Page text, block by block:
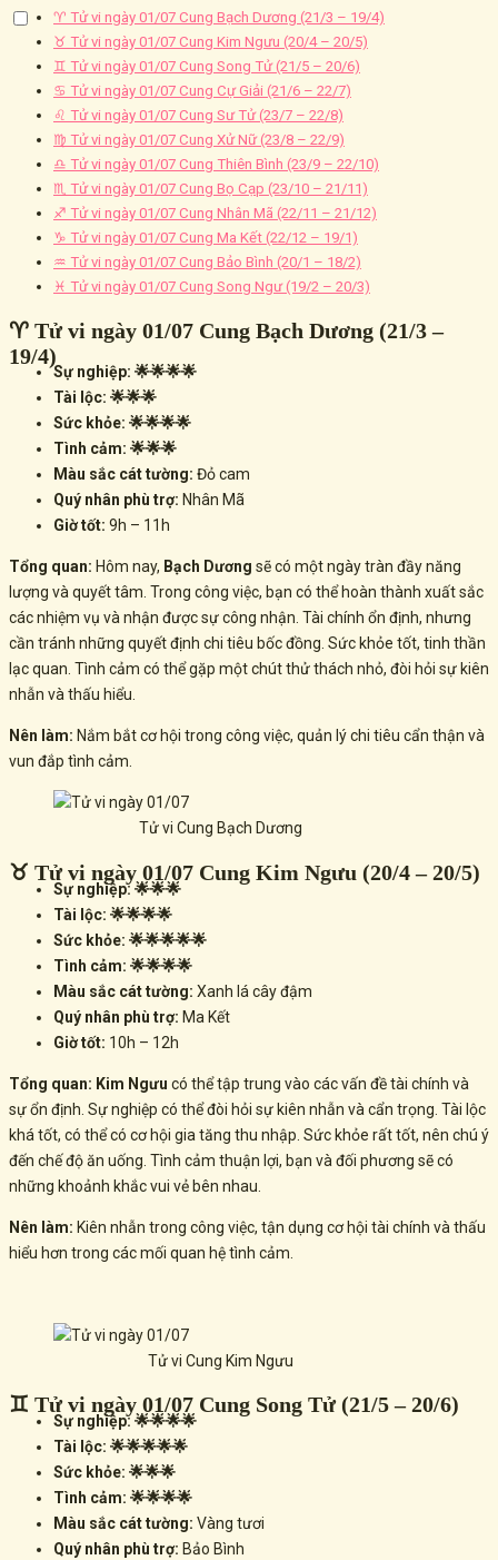
♈ Tử vi ngày 01/07 Cung Bạch Dương (21/3 – 19/4)
♉ Tử vi ngày 01/07 Cung Kim Ngưu (20/4 – 20/5)
♊ Tử vi ngày 01/07 Cung Song Tử (21/5 – 20/6)
♋ Tử vi ngày 01/07 Cung Cự Giải (21/6 – 22/7)
♌ Tử vi ngày 01/07 Cung Sư Tử (23/7 – 22/8)
♍ Tử vi ngày 01/07 Cung Xử Nữ (23/8 – 22/9)
♎ Tử vi ngày 01/07 Cung Thiên Bình (23/9 – 22/10)
♏ Tử vi ngày 01/07 Cung Bọ Cạp (23/10 – 21/11)
♐ Tử vi ngày 01/07 Cung Nhân Mã (22/11 – 21/12)
♑ Tử vi ngày 01/07 Cung Ma Kết (22/12 – 19/1)
♒ Tử vi ngày 01/07 Cung Bảo Bình (20/1 – 18/2)
♓ Tử vi ngày 01/07 Cung Song Ngư (19/2 – 20/3)
♈ Tử vi ngày 01/07 Cung Bạch Dương (21/3 –
19/4)
Sự nghiệp: 🌟🌟🌟🌟
Tài lộc: 🌟🌟🌟
Sức khỏe: 🌟🌟🌟🌟
Tình cảm: 🌟🌟🌟
Màu sắc cát tường: Đỏ cam
Quý nhân phù trợ: Nhân Mã
Giờ tốt: 9h – 11h
Tổng quan: Hôm nay, Bạch Dương sẽ có một ngày tràn đầy năng
lượng và quyết tâm. Trong công việc, bạn có thể hoàn thành xuất sắc
các nhiệm vụ và nhận được sự công nhận. Tài chính ổn định, nhưng
cần tránh những quyết định chi tiêu bốc đồng. Sức khỏe tốt, tinh thần
lạc quan. Tình cảm có thể gặp một chútthử thách nhỏ, đòi hỏi sự kiên
nhẫn và thấu hiểu.
Nên làm: Nắm bắt cơ hội trong công việc, quản lý chi tiêu cẩn thận và
vun đắp tình cảm.
Tử vi Cung Bạch Dương
♉ Tử vi ngày 01/07 Cung Kim Ngưu (20/4 – 20/5)
Sự nghiệp: 🌟🌟🌟
Tài lộc: 🌟🌟🌟🌟
Sức khỏe: 🌟🌟🌟🌟🌟
Tình cảm: 🌟🌟🌟🌟
Màu sắc cát tường: Xanh lá cây đậm
Quý nhân phù trợ: Ma Kết
Giờ tốt: 10h – 12h
Tổng quan: Kim Ngưu có thể tập trung vào các vấn đề tài chính và
sự ổn định. Sự nghiệp có thể đòi hỏi sự kiên nhẫn và cẩn trọng. Tài lộc
khá tốt, có thể có cơ hội gia tăng thu nhập. Sức khỏe rất tốt, nên chú ý
đến chế độ ăn uống. Tình cảm thuận lợi, bạn và đối phương sẽ có
những khoảnh khắc vui vẻ bên nhau.
Nên làm: Kiên nhẫn trong công việc, tận dụng cơ hội tài chính và thấu
hiểu hơn trong các mối quan hệ tình cảm.
Tử vi Cung Kim Ngưu
♊ Tử vi ngày 01/07 Cung Song Tử (21/5 – 20/6)
Sự nghiệp: 🌟🌟🌟🌟
Tài lộc: 🌟🌟🌟🌟🌟
Sức khỏe: 🌟🌟🌟
Tình cảm: 🌟🌟🌟🌟
Màu sắc cát tường: Vàng tươi
Quý nhân phù trợ: Bảo Bình